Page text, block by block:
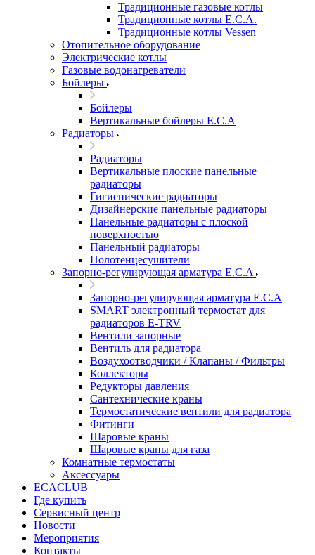
Традиционные газовые котлы
Традиционные котлы E.C.A.
Традиционные котлы Vessen
Отопительное оборудование
Электрические котлы
Газовые водонагреватели
Бойлеры
Бойлеры
Вертикальные бойлеры E.C.A
Радиаторы
Радиаторы
Вертикальные плоские панельные
радиаторы
Гигиенические радиаторы
Дизайнерские панельные радиаторы
Панельные радиаторы с плоской
поверхностью
Панельный радиаторы
Полотенцесушители
Запорно-регулирующая арматура E.C.A
Запорно-регулирующая арматура E.C.A
SMART электронный термостат для
радиаторов E-TRV
Вентили запорные
Вентиль для радиатора
Воздухоотводчики / Клапаны / Фильтры
Коллекторы
Редукторы давления
Сантехнические краны
Термостатические вентили для радиатора
Фитинги
Шаровые краны
Шаровые краны для газа
Комнатные термостаты
Аксессуары
ECACLUB
Где купить
Сервисный центр
Новости
Мероприятия
Контакты